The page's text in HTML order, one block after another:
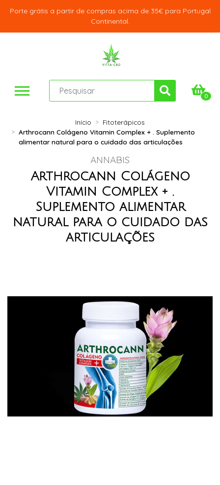
Porte grátis a partir de compras acima de 35€ para Portugal
Continental.
0
Início
Fitoterápicos
Arthrocann Colágeno Vitamin Complex + . Suplemento
alimentar natural para o cuidado das articulações
ANNABIS
Arthrocann Colágeno
Vitamin Complex + .
Suplemento alimentar
natural para o cuidado das
articulações